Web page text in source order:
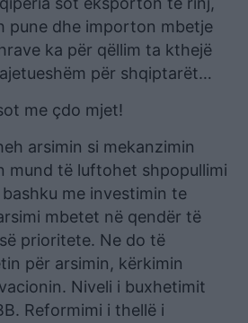
pune dhe importon mbetje
ka për qëllim ta kthejë
për shqiptarët…
me çdo mjet!
arsimin si mekanzimin
mund të luftohet shpopullimi
me investimin te
mbetet në qendër të
prioritete. Ne do të
për arsimin, kërkimin
Niveli i buxhetimit
Reformimi i thellë i